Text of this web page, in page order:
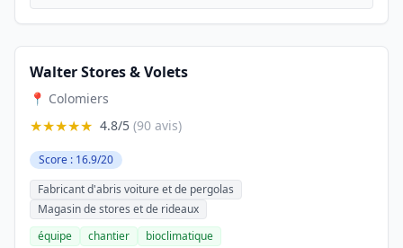
Walter Stores & Volets
📍 Colomiers
★★★★★ 4.8/5 (90 avis)
Score : 16.9/20
Fabricant d'abris voiture et de pergolas
Magasin de stores et de rideaux
équipe
chantier bioclimatique